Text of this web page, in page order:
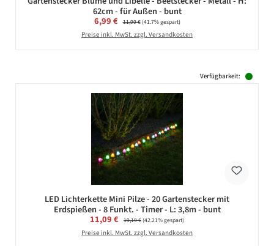
62cm - für Außen - bunt
Verkaufspreis:
6,99 € Regulärer Preis:
11,99 €(41.7% gespart)
Preise inkl. MwSt. zzgl. Versandkosten
Verfügbarkeit:
LED Lichterkette Mini Pilze - 20 Gartenstecker mit
Erdspießen - 8 Funkt. - Timer - L: 3,8m - bunt
Verkaufspreis:
11,09 € Regulärer Preis:
19,19 €(42.21% gespart)
Preise inkl. MwSt. zzgl. Versandkosten